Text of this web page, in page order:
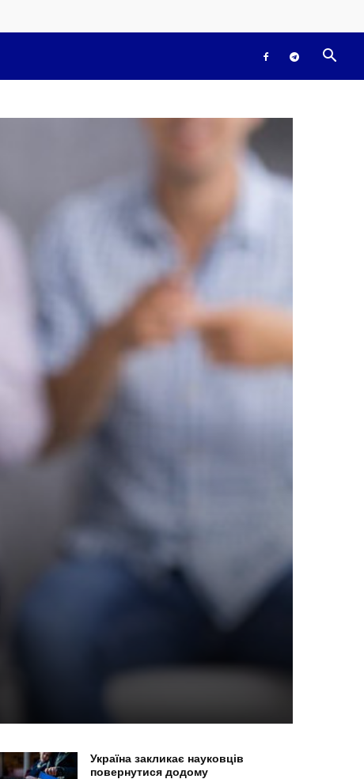
Україна закликає науковців
повернутися додому